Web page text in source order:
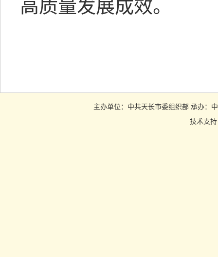
高质量发展成效。
主办单位：中共天长市委组织部 承办：
技术支持